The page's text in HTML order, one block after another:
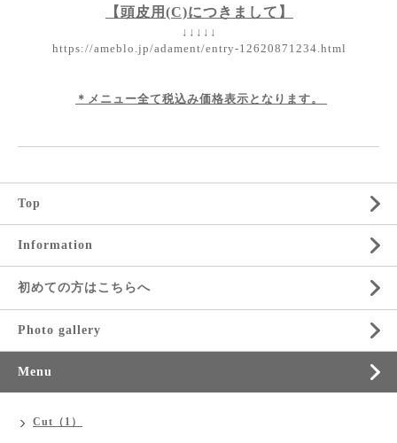
【頭皮用(C)につきまして】
↓↓↓↓↓
https://ameblo.jp/adament/entry-12620871234.html
＊メニュー全て税込み価格表示となります。
Top
Information
初めての方はこちらへ
Photo gallery
Menu
Cut（1）